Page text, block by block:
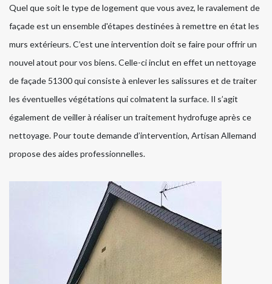
Quel que soit le type de logement que vous avez, le ravalement de
façade est un ensemble d'étapes destinées à remettre en état les
murs extérieurs. C’est une intervention doit se faire pour offrir un
nouvel atout pour vos biens. Celle-ci inclut en effet un nettoyage
de façade 51300 qui consiste à enlever les salissures et de traiter
les éventuelles végétations qui colmatent la surface. Il s’agit
également de veiller à réaliser un traitement hydrofuge après ce
nettoyage. Pour toute demande d’intervention, Artisan Allemand
propose des aides professionnelles.